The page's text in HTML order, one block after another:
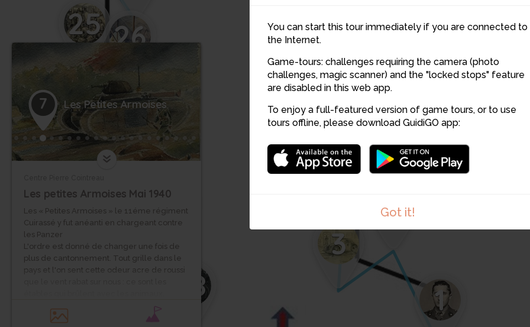
You can start this tour immediately if you are connected to
the Internet.
Game-tours: challenges requiring the camera (photo
challenges, magic scanner) and the "locked stops" feature
are disabled in this web app.
To enjoy a full-featured version of game tours, or to use
tours offline, please download GuidiGO app:
Got it!
1
2
3
4
5
6
7
8
25 26
27 28 29
30
31
33
34
35 36 38
7 Les Petites Armoises
Les petites Armoises Mai 1940
Les « Petites Armoises » le 11éme régiment
Cuirassé y fut anéanti en chargeant contre
les Panzer
L'ordre est donné de changer une fois de
plus de cantonnement. Tout grille dans le
pays et l'on sent cette odeur acre de roussi
Nous revenons aux voitures : elles ont
beaucoup souffert, elles aussi. Pneus